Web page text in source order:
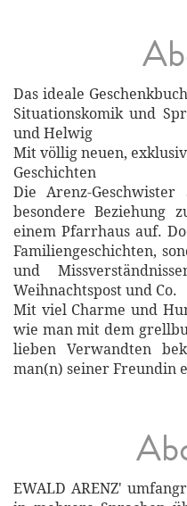
Das ideale
Situationskomik und
und Helwig
Mit völlig neuen,
Geschichten
Die Arenz-
besondere Beziehung
einem Pfarrhaus auf.
Familiengeschichten,
und
Weihnachtspost und Co.
Mit viel Charme und
wie man mit dem
lieben Verwandten
man(n) seiner Freundin
EWALD ARENZ'